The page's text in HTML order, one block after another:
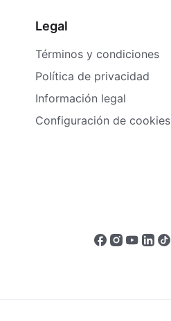
Legal
Términos y condiciones
Política de privacidad
Información legal
Configuración de cookies